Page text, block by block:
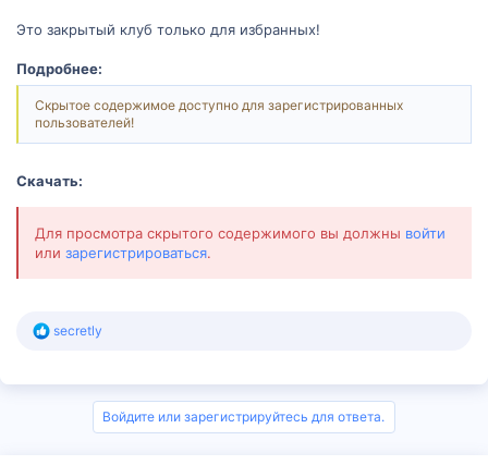
Это закрытый клуб только для избранных!
Подробнее:
Скрытое содержимое доступно для зарегистрированных
пользователей!
Скачать:
Для просмотра скрытого содержимого вы должны войти
или зарегистрироваться.
Р
к
secretly
Войдите или зарегистрируйтесь для ответа.